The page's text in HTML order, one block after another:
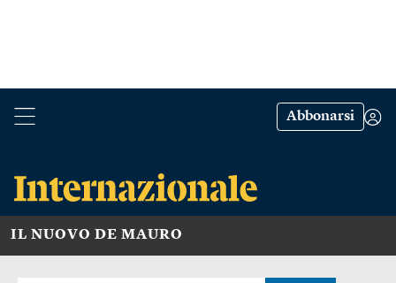
Abbonarsi
IL NUOVO DE MAURO